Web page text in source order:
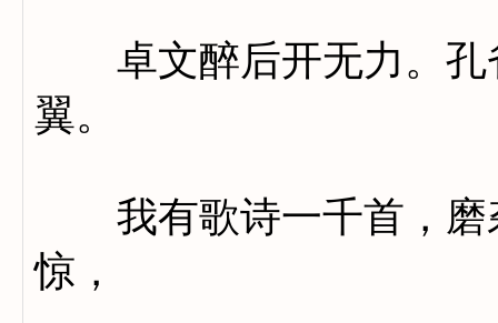
卓文醉后开无力。孔
翼。
我有歌诗一千首，磨
惊，